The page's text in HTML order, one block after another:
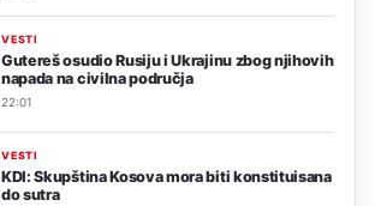
VESTI
Gutereš osudio Rusiju i Ukrajinu zbog njihovih
napada na civilna područja
22:01
VESTI
KDI: Skupština Kosova mora biti konstituisana
do sutra